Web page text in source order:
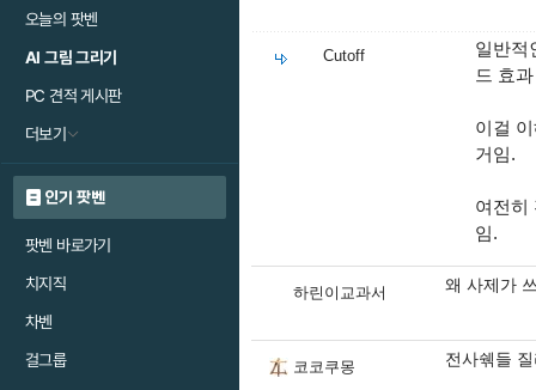
오늘의 팟벤
AI 그림 그리기
PC 견적 게시판
더보기
인기 팟벤
팟벤 바로가기
치지직
차벤
걸그룹
Cutoff
일반적
드 효
이걸
거임.
여전히
임.
하린이교과서 왜 사제가
코코쿠몽 전사쉒들